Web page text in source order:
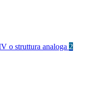
o struttura analoga 2